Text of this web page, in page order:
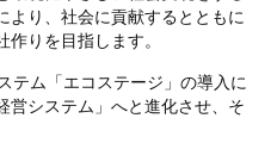
り、 社会に貢献するとともに
りを目指します。
テム「エコステージ」の導入に
営システム」へと進化させ、そ